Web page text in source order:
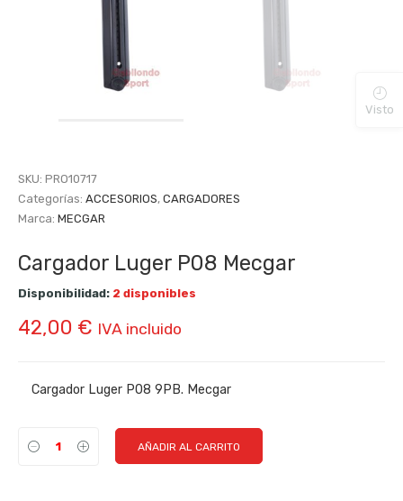
SKU: PRO10717
Categorías: ACCESORIOS, CARGADORES
Marca: MECGAR
Cargador Luger P08 Mecgar
Disponibilidad: 2 disponibles
42,00 € IVA incluido
Cargador Luger P08 9PB. Mecgar
AÑADIR AL CARRITO
Visto